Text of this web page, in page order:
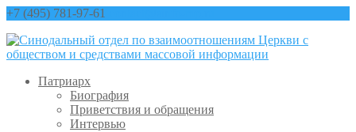
+7 (495) 781-97-61
Патриарх
Биография
Приветствия и обращения
Интервью